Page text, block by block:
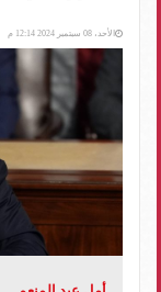
الأحد، 08 سبتمبر 2024 12:14 م